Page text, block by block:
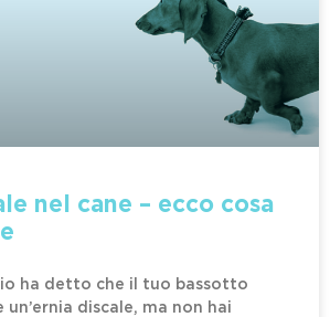
nel cane – ecco cosa
ha detto che il tuo bassotto
discale, ma non hai